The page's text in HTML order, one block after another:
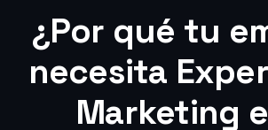
¿Por qué tu
necesita
Marketing